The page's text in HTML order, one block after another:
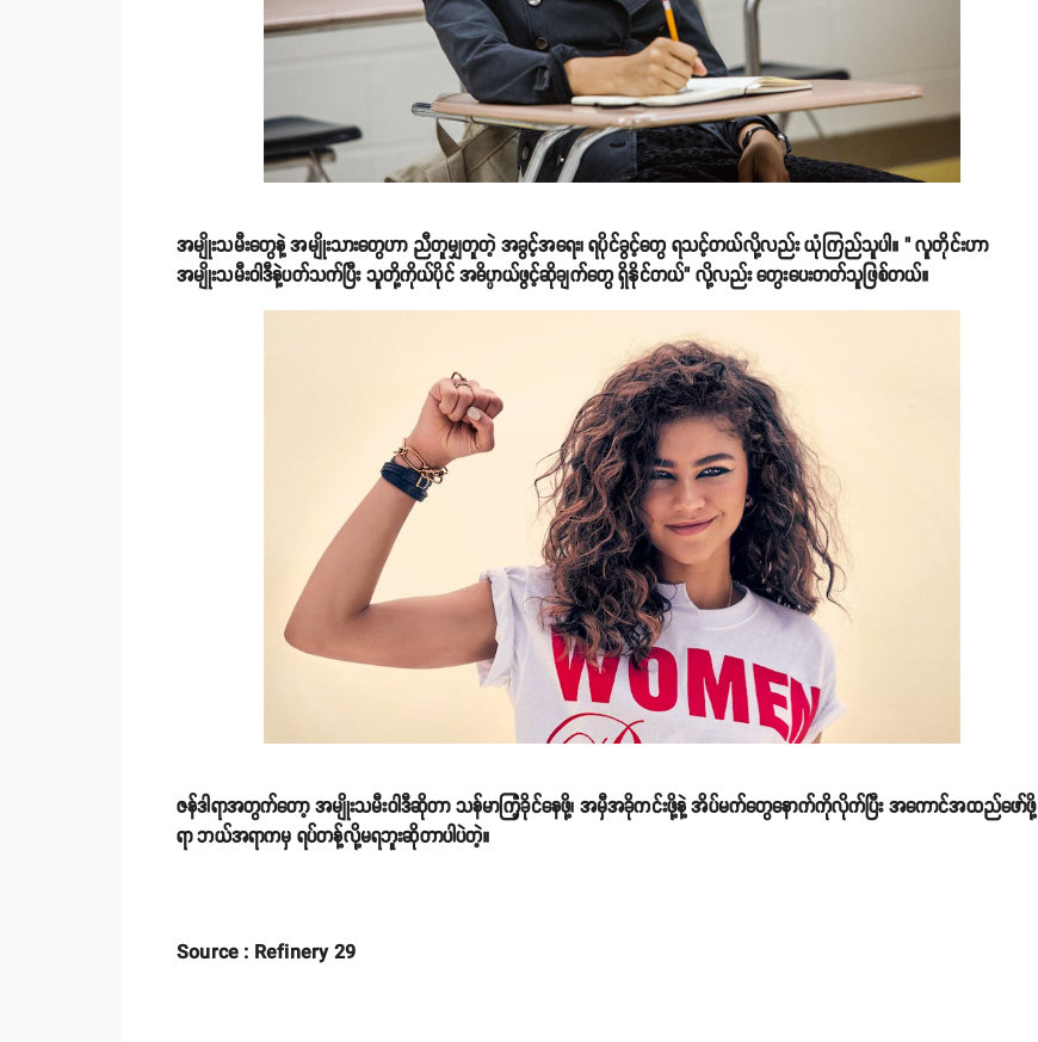
အမျိုးသမီးတွေနဲ့ အမျိုးသားတွေဟာ ညီတူမျှတူတဲ့ အခွင့်အရေး၊ ရပိုင်ခွင့်တွေ ရသင့်တယ်လို့လည်း ယုံကြည်သူပါ။ " လူတိုင်းဟာ
အမျိုးသမီးဝါဒီနဲ့ပတ်သက်ပြီး သူတို့ကိုယ်ပိုင် အဓိပ္ပာယ်ဖွင့်ဆိုချက်တွေ ရှိနိုင်တယ်" လို့လည်း တွေးပေးတတ်သူဖြစ်တယ်။
ဇန်ဒါရာအတွက်တော့ အမျိုးသမီးဝါဒီဆိုတာ သန်မာကြံ့ခိုင်နေဖို့၊ အမှီအခိုကင်းဖို့နဲ့ အိပ်မက်တွေနောက်ကိုလိုက်ပြီး အကောင်အထည်ဖော်ဖို့
ရာ ဘယ်အရာကမှ ရပ်တန့်လို့မရဘူးဆိုတာပါပဲတဲ့။
Source : Refinery 29